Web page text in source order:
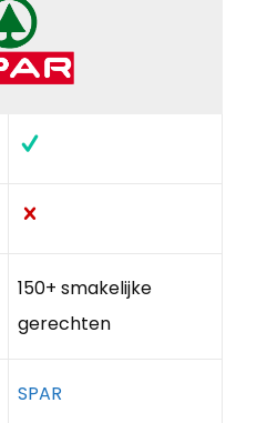
150+ smakelijke
gerechten
SPAR